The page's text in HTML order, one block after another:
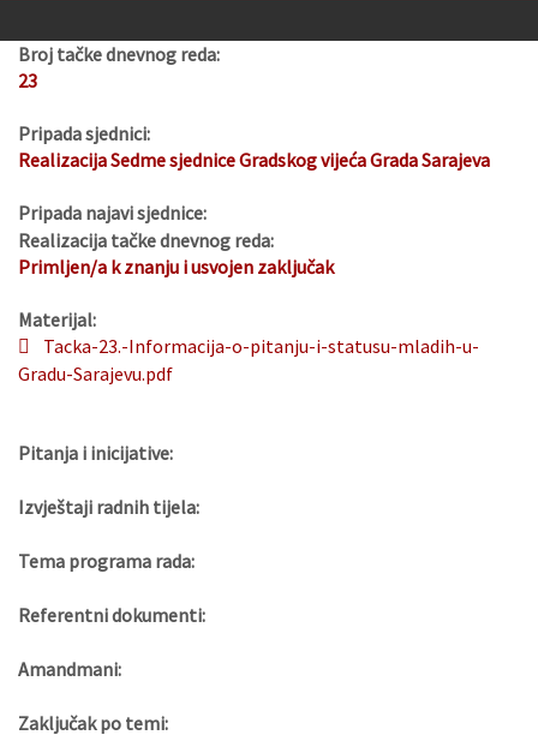
Broj tačke dnevnog reda:
23
Pripada sjednici:
Realizacija Sedme sjednice Gradskog vijeća Grada Sarajeva
Pripada najavi sjednice:
Realizacija tačke dnevnog reda:
Primljen/a k znanju i usvojen zaključak
Materijal:
Tacka-23.-Informacija-o-pitanju-i-statusu-mladih-u-
Gradu-Sarajevu.pdf
Pitanja i inicijative:
Izvještaji radnih tijela:
Tema programa rada:
Referentni dokumenti:
Amandmani:
Zaključak po temi: